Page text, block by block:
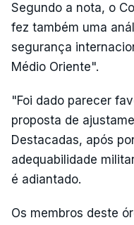
Segundo a nota, o
fez também uma
segurança
Médio Oriente".
"Foi dado parecer
proposta de
Destacadas, após
adequabilidade
é adiantado.
Os membros deste